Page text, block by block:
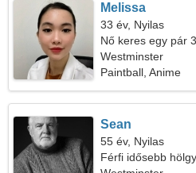
Melissa
33 év, Nyilas
Nő keres egy pár
Westminster
Paintball, Anime
Sean
55 év, Nyilas
Férfi idősebb